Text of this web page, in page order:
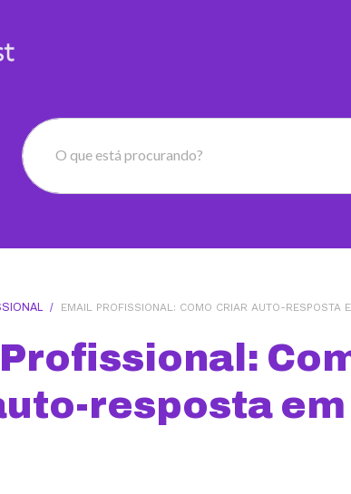
O que está procurando?
/ EMAIL PROFISSIONAL: COMO CRIAR AUTO-RESPOSTA
resposta em